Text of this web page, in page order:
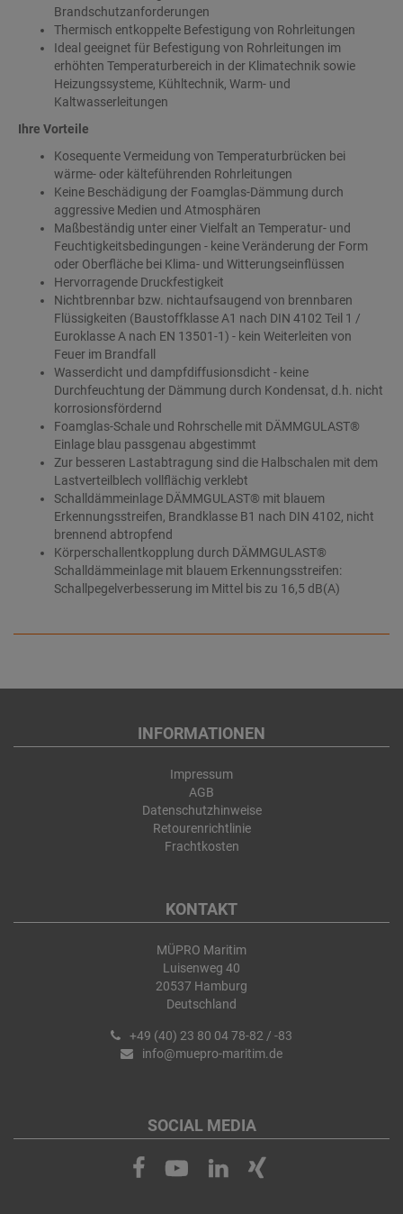
Brandschutzanforderungen
Thermisch entkoppelte Befestigung von Rohrleitungen
Ideal geeignet für Befestigung von Rohrleitungen im
erhöhten Temperaturbereich in der Klimatechnik sowie
Heizungssysteme, Kühltechnik, Warm- und
Kaltwasserleitungen
Ihre Vorteile
Kosequente Vermeidung von Temperaturbrücken bei
wärme- oder kälteführenden Rohrleitungen
Keine Beschädigung der Foamglas-Dämmung durch
aggressive Medien und Atmosphären
Maßbeständig unter einer Vielfalt an Temperatur- und
Feuchtigkeitsbedingungen - keine Veränderung der Form
oder Oberfläche bei Klima- und Witterungseinflüssen
Hervorragende Druckfestigkeit
Nichtbrennbar bzw. nichtaufsaugend von brennbaren
Flüssigkeiten (Baustoffklasse A1 nach DIN 4102 Teil 1 /
Euroklasse A nach EN 13501-1) - kein Weiterleiten von
Feuer im Brandfall
Wasserdicht und dampfdiffusionsdicht - keine
Durchfeuchtung der Dämmung durch Kondensat, d.h. nicht
korrosionsfördernd
Foamglas-Schale und Rohrschelle mit DÄMMGULAST®
Einlage blau passgenau abgestimmt
Zur besseren Lastabtragung sind die Halbschalen mit dem
Lastverteilblech vollflächig verklebt
Schalldämmeinlage DÄMMGULAST® mit blauem
Erkennungsstreifen, Brandklasse B1 nach DIN 4102, nicht
brennend abtropfend
Körperschallentkopplung durch DÄMMGULAST®
Schalldämmeinlage mit blauem Erkennungsstreifen:
Schallpegelverbesserung im Mittel bis zu 16,5 dB(A)
INFORMATIONEN
Impressum
AGB
Datenschutzhinweise
Retourenrichtlinie
Frachtkosten
KONTAKT
MÜPRO Maritim
Luisenweg 40
20537 Hamburg
Deutschland
+49 (40) 23 80 04 78-82 / -83
info@muepro-maritim.de
SOCIAL MEDIA